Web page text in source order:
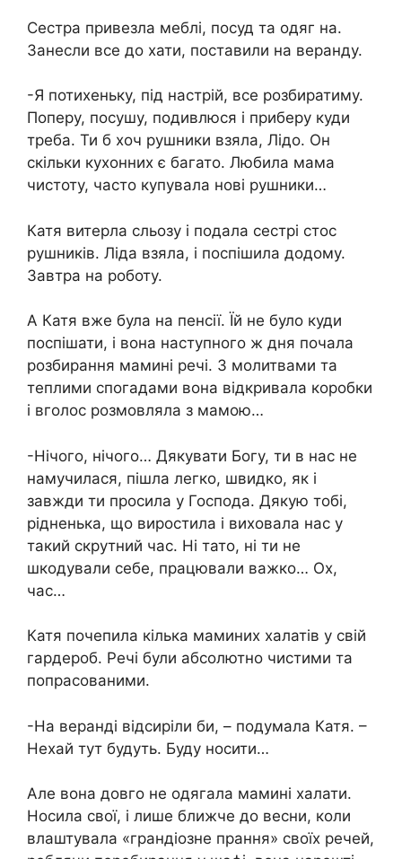
Сестра привезла меблі, посуд та одяг на.
Занесли все до хати, поставили на веранду.
-Я потихеньку, під настрій, все розбиратиму.
Поперу, посушу, подивлюся і приберу куди
треба. Ти б хоч рушники взяла, Лідо. Он
скільки кухонних є багато. Любила мама
чистоту, часто купувала нові рушники…
Катя витерла сльозу і подала сестрі стос
рушників. Ліда взяла, і поспішила додому.
Завтра на роботу.
А Катя вже була на пенсії. Їй не було куди
поспішати, і вона наступного ж дня почала
розбирання мамині речі. З молитвами та
теплими спогадами вона відкривала коробки
і вголос розмовляла з мамою…
-Нічого, нічого… Дякувати Богу, ти в нас не
намучилася, пішла легко, швидко, як і
завжди ти просила у Господа. Дякую тобі,
рідненька, що виростила і виховала нас у
такий скрутний час. Ні тато, ні ти не
шкодували себе, працювали важко… Ох,
час…
Катя почепила кілька маминих халатів у свій
гардероб. Речі були абсолютно чистими та
попрасованими.
-На веранді відсиріли би, – подумала Катя. –
Нехай тут будуть. Буду носити…
Але вона довго не одягала мамині халати.
Носила свої, і лише ближче до весни, коли
влаштувала «грандіозне прання» своїх речей,